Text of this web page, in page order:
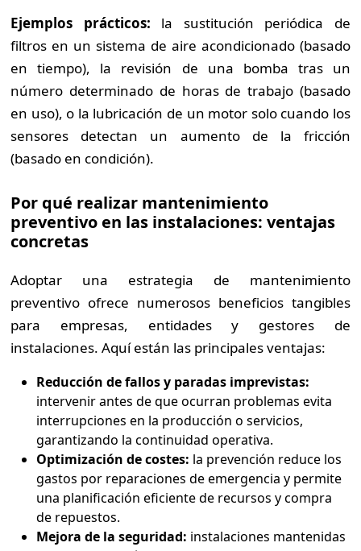
Ejemplos prácticos: la sustitución periódica de
filtros en un sistema de aire acondicionado (basado
en tiempo), la revisión de una bomba tras un
número determinado de horas de trabajo (basado
en uso), o la lubricación de un motor solo cuando los
sensores detectan un aumento de la fricción
(basado en condición).
Por qué realizar mantenimiento
preventivo en las instalaciones: ventajas
concretas
Adoptar una estrategia de mantenimiento
preventivo ofrece numerosos beneficios tangibles
para empresas, entidades y gestores de
instalaciones. Aquí están las principales ventajas:
Reducción de fallos y paradas imprevistas:
intervenir antes de que ocurran problemas evita
interrupciones en la producción o servicios,
garantizando la continuidad operativa.
Optimización de costes: la prevención reduce los
gastos por reparaciones de emergencia y permite
una planificación eficiente de recursos y compra
de repuestos.
Mejora de la seguridad: instalaciones mantenidas